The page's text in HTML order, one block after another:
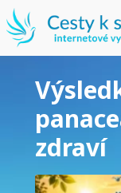
zdraví